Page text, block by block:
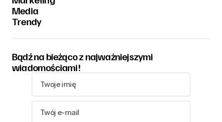
Media
Trendy
Bądź na bieżąco z najważniejszymi
wiadomościami!